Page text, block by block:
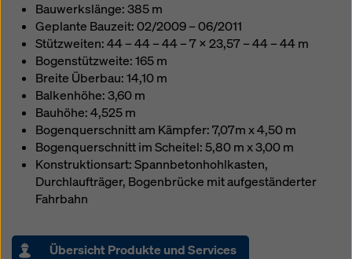
Bauwerkslänge: 385 m
Geplante Bauzeit: 02/2009 – 06/2011
Stützweiten: 44 – 44 – 44 – 7 x 23,57 – 44 – 44 m
Bogenstützweite: 165 m
Breite Überbau: 14,10 m
Balkenhöhe: 3,60 m
Bauhöhe: 4,525 m
Bogenquerschnitt am Kämpfer: 7,07m x 4,50 m
Bogenquerschnitt im Scheitel: 5,80 m x 3,00 m
Konstruktionsart: Spannbetonhohlkasten,
Durchlaufträger, Bogenbrücke mit aufgeständerter
Fahrbahn
Übersicht Produkte und Services